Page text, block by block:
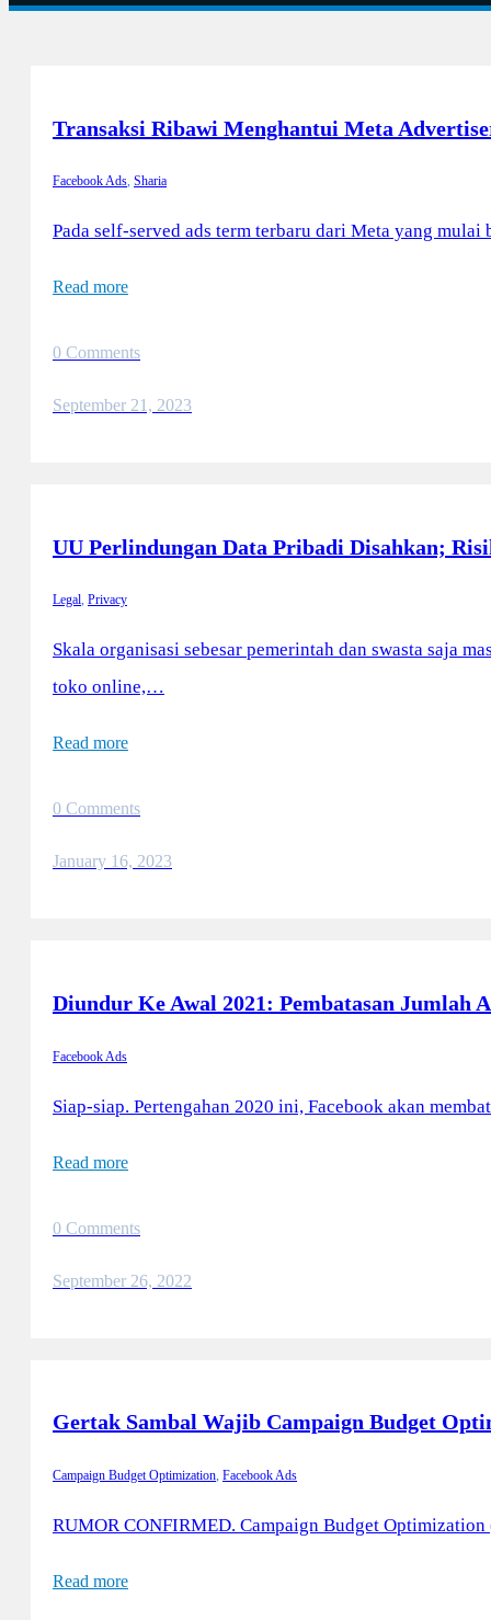
Transaksi Ribawi Menghantui Meta
Facebook Ads, Sharia
Pada self-served ads term terbaru dari Meta yang
Read more
0 Comments
September 21, 2023
UU Perlindungan Data Pribadi Disahkan;
Legal, Privacy
Skala organisasi sebesar pemerintah dan swasta saja
toko online,…
Read more
0 Comments
January 16, 2023
Diundur Ke Awal 2021: Pembatasan Jumlah
Facebook Ads
Siap-siap. Pertengahan 2020 ini, Facebook akan
Read more
0 Comments
September 26, 2022
Gertak Sambal Wajib Campaign Budget
Campaign Budget Optimization Facebook Ads
RUMOR CONFIRMED. Campaign Budget
Read more